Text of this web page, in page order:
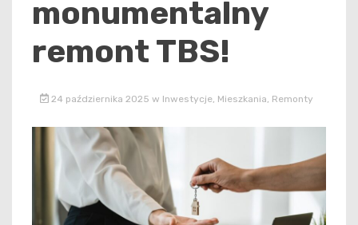
monumentalny
remont TBS!
24 października 2025 w Inwestycje, Mieszkania Remonty